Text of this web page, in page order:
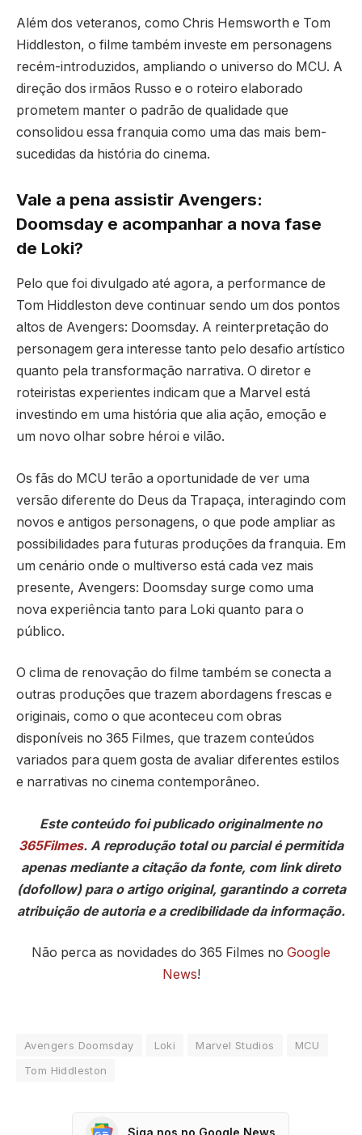
Além dos veteranos, como Chris Hemsworth e Tom
Hiddleston, o filme também investe em personagens
recém-introduzidos, ampliando o universo do MCU. A
direção dos irmãos Russo e o roteiro elaborado
prometem manter o padrão de qualidade que
consolidou essa franquia como uma das mais bem-
sucedidas da história do cinema.
Vale a pena assistir Avengers:
Doomsday e acompanhar a nova fase
de Loki?
Pelo que foi divulgado até agora, a performance de
Tom Hiddleston deve continuar sendo um dos pontos
altos de Avengers: Doomsday. A reinterpretação do
personagem gera interesse tanto pelo desafio artístico
quanto pela transformação narrativa. O diretor e
roteiristas experientes indicam que a Marvel está
investindo em uma história que alia ação, emoção e
um novo olhar sobre héroi e vilão.
Os fãs do MCU terão a oportunidade de ver uma
versão diferente do Deus da Trapaça, interagindo com
novos e antigos personagens, o que pode ampliar as
possibilidades para futuras produções da franquia. Em
um cenário onde o multiverso está cada vez mais
presente, Avengers: Doomsday surge como uma
nova experiência tanto para Loki quanto para o
público.
O clima de renovação do filme também se conecta a
outras produções que trazem abordagens frescas e
originais, como o que aconteceu com obras
disponíveis no 365 Filmes, que trazem conteúdos
variados para quem gosta de avaliar diferentes estilos
e narrativas no cinema contemporâneo.
Este conteúdo foi publicado originalmente no
365Filmes. A reprodução total ou parcial é permitida
apenas mediante a citação da fonte, com link direto
(dofollow) para o artigo original, garantindo a correta
atribuição de autoria e a credibilidade da informação.
Não perca as novidades do 365 Filmes no Google
News!
Avengers Doomsday Loki Marvel Studios
MCU
Tom Hiddleston